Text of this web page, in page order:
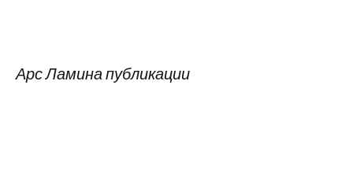
Арс Ламина публикации